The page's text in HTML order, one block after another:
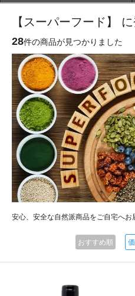
【スーパーフード】
28件の商品が見つかりました
安心、安全な自然派商品をご自宅へお
おすすめ順